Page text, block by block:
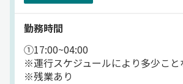
⇒未経験者もしっかり稼げる！
ほとんどの先輩が未経験で入社！
初めての方も月48万円が可能です。
◎POINT:2
勤務時間
①17:00~04:00
※運行スケジュールにより多少こと
※残業あり